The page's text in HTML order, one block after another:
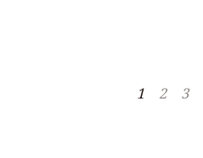
1 2 3